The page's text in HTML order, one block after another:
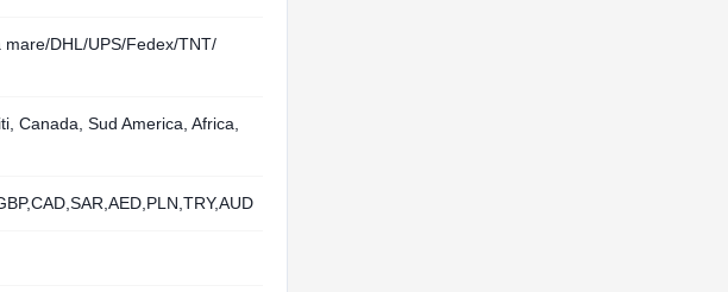
mare/DHL/UPS/Fedex/TNT/
Canada, Sud America, Africa,